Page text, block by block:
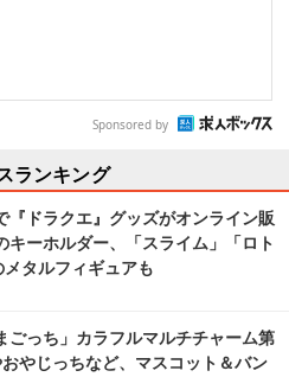
Sponsored by
ランキング
『ドラクエ』グッズがオンライン販
キーホルダー、「スライム」「ロト
タルフィギュアも
ごっち」カラフルマルチチャーム第
やじっちなど、マスコット＆バン